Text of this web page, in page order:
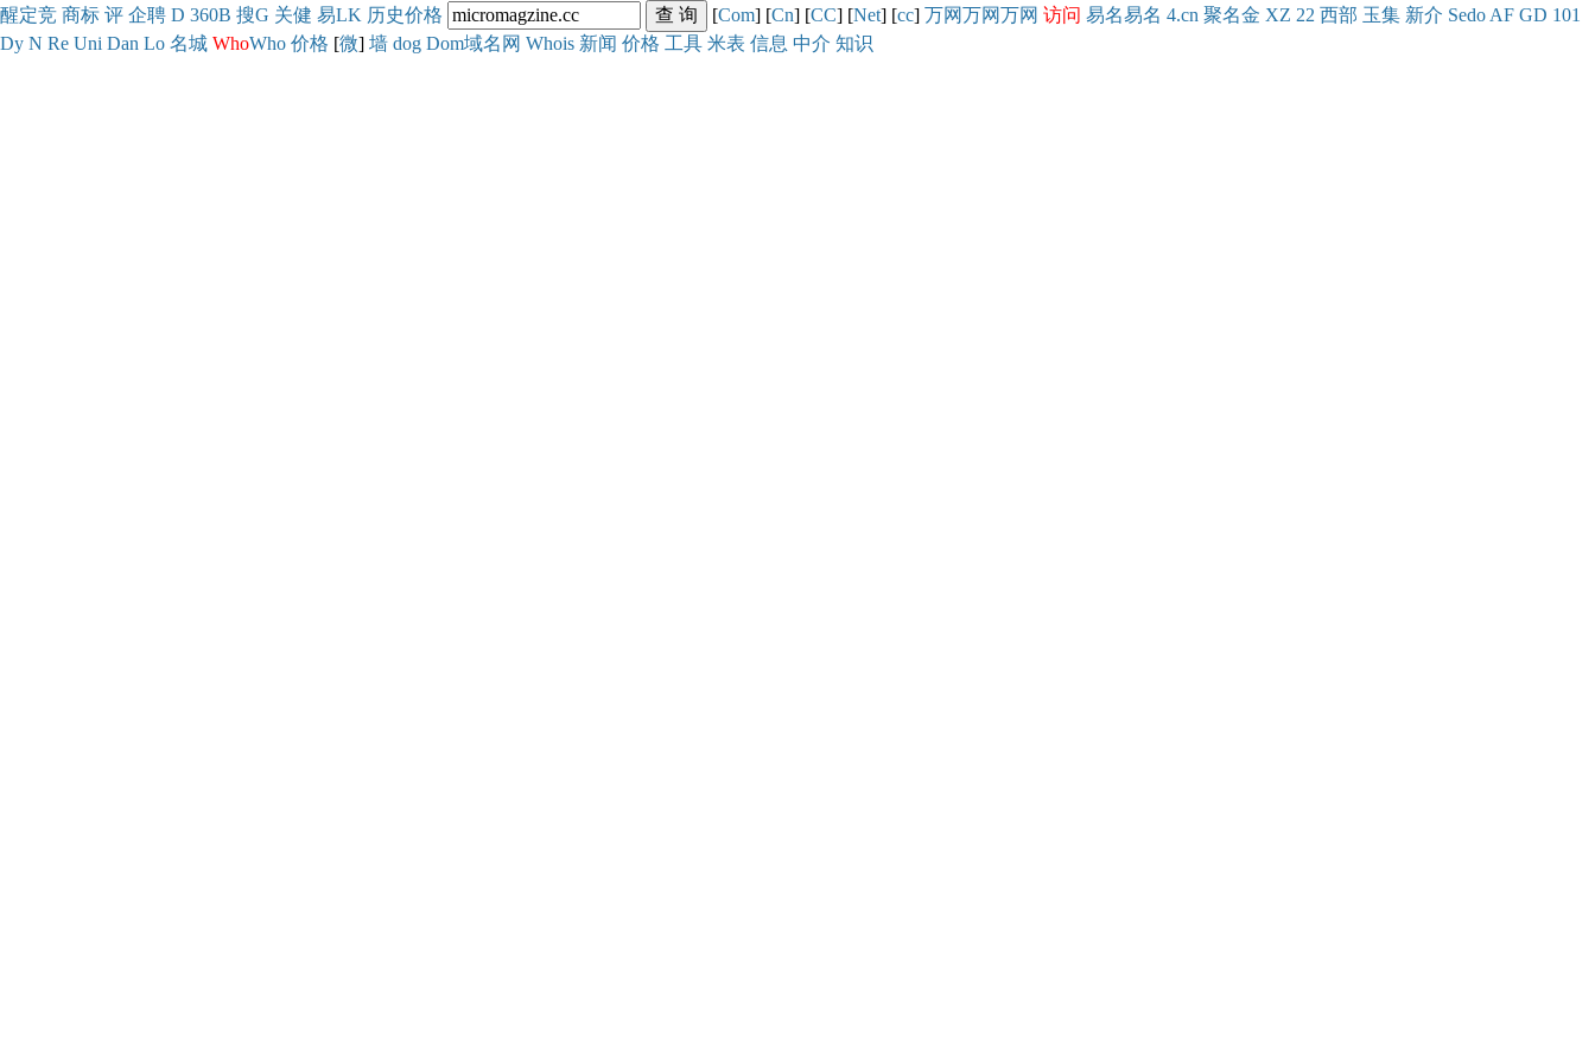
醒定竞 商标 评 企聘 D 360B 搜G 关健 易LK 历史价格 [Com] [Cn] [CC] [Net] [cc] 万网万网万网 访问 易名易名 4.cn 聚名金 XZ 22 西部 玉集 新介 Sedo AF GD 101
Dy N Re Uni Dan Lo 名城 WhoWho 价格 [微] 墙 dog Dom域名网 Whois 新闻 价格 工具 米表 信息 中介 知识